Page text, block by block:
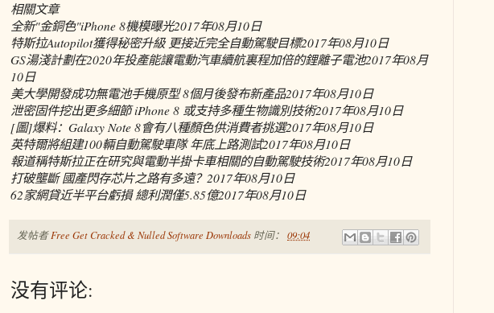
相關文章
全新"金銅色"iPhone 8機模曝光2017年08月10日
特斯拉Autopilot獲得秘密升級 更接近完全自動駕駛目標2017年08月10日
GS湯淺計劃在2020年投產能讓電動汽車續航裏程加倍的鋰離子電池2017年08月
10日
美大學開發成功無電池手機原型 8個月後發布新產品2017年08月10日
泄密固件挖出更多細節 iPhone 8 或支持多種生物識別技術2017年08月10日
[圖]爆料：Galaxy Note 8會有八種顏色供消費者挑選2017年08月10日
英特爾將組建100輛自動駕駛車隊 年底上路測試2017年08月10日
報道稱特斯拉正在研究與電動半掛卡車相關的自動駕駛技術2017年08月10日
打破壟斷 國產閃存芯片之路有多遠？ 2017年08月10日
62家網貸近半平台虧損 總利潤僅5.85億2017年08月10日
发帖者Free Get Cracked & Nulled Software Downloads 时间： 09:04
没有评论: